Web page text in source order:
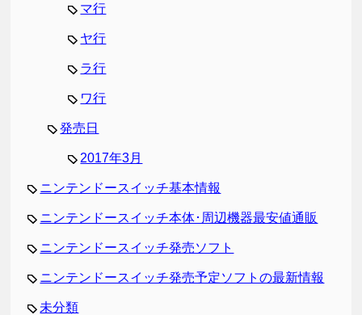
マ行
ヤ行
ラ行
ワ行
発売日
2017年3月
ニンテンドースイッチ基本情報
ニンテンドースイッチ本体･周辺機器最安値通販
ニンテンドースイッチ発売ソフト
ニンテンドースイッチ発売予定ソフトの最新情報
未分類